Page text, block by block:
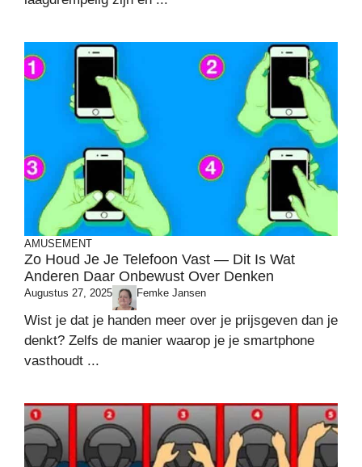
AMUSEMENT
Zo Houd Je Je Telefoon Vast — Dit Is Wat
Anderen Daar Onbewust Over Denken
Augustus 27, 2025 Femke Jansen
Wist je dat je handen meer over je prijsgeven dan je
denkt? Zelfs de manier waarop je je smartphone
vasthoudt ...